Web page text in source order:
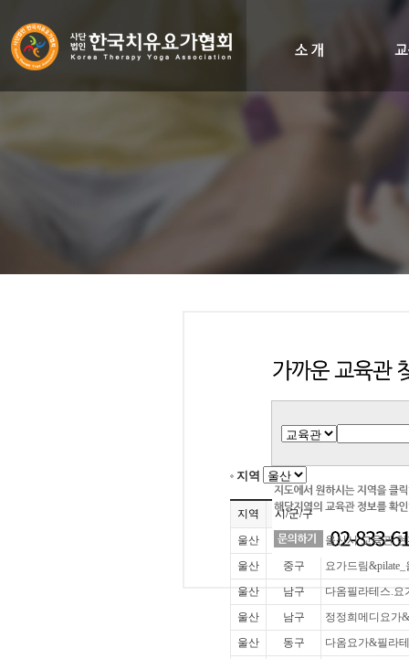
지역
지역 시/군/구
울산
울산시 교육관
울산
중구
요가드림
울산
남구
다옴필라테스.요
울산
남구
정정희메디요가
울산
동구
다옴요가&필라